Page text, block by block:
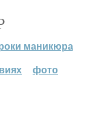
маникюра
фото